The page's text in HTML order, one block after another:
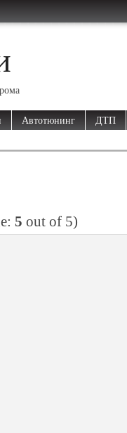
Автотюнинг ДТП
5 out of 5)